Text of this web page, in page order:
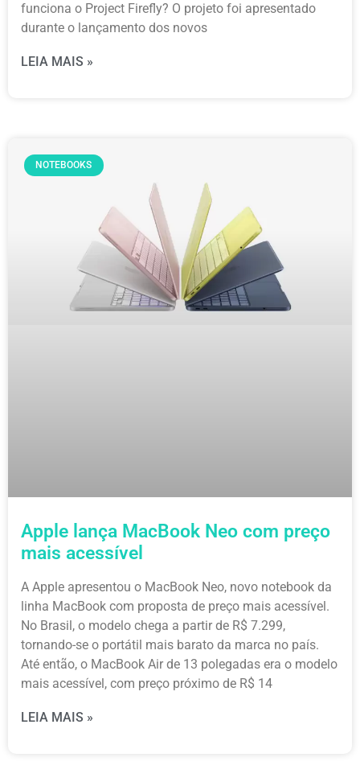
funciona o Project Firefly? O projeto foi apresentado
durante o lançamento dos novos
LEIA MAIS »
NOTEBOOKS
Apple lança MacBook Neo com preço
mais acessível
A Apple apresentou o MacBook Neo, novo notebook da
linha MacBook com proposta de preço mais acessível.
No Brasil, o modelo chega a partir de R$ 7.299,
tornando-se o portátil mais barato da marca no país.
Até então, o MacBook Air de 13 polegadas era o modelo
mais acessível, com preço próximo de R$ 14
LEIA MAIS »